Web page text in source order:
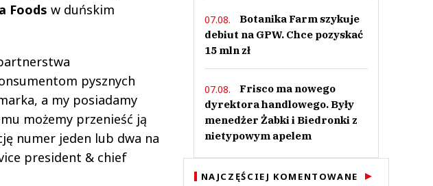
Foods w duńskim
pysznych
a my posiadamy
możemy przenieść ją
numer jeden lub dwa na
president & chief
07.08.
Botanika Farm szykuje
debiut na GPW. Chce pozyskać
15 mln zł
07.08.
Frisco ma nowego
dyrektora handlowego. Były
menedżer Żabki i Biedronki z
nietypowym apelem
NAJCZĘŚCIEJ KOMENTOWANE